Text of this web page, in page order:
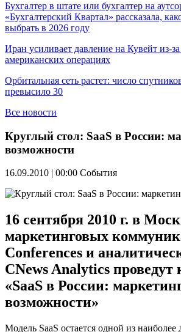
Бухгалтер в штате или бухгалтер на
«Бухгалтерский Квартал» рассказала,
выбрать в 2026 году
Иран усиливает давление на Кувейт из-за
американских операциях
Орбитальная сеть растет: число
превысило 30
Все новости
Круглый стол: SaaS в России:
возможности
16.09.2010 | 00:00 События
16 сентября 2010 г. в
маркетинговых
Conferences и
CNews Analytics проведут
«SaaS в России:
возможности»
Модель SaaS остается одной из